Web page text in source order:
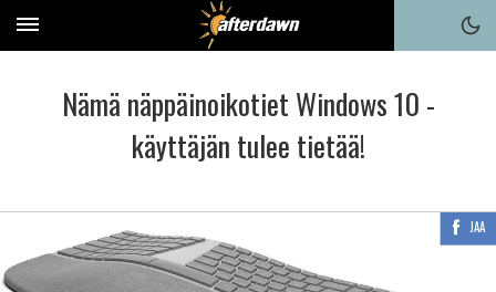
Nämä näppäinoikotiet Windows 10 -
käyttäjän tulee tietää!
JAA